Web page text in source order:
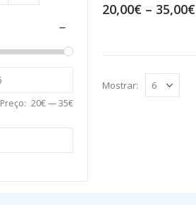
20,00€ – 35,00€
Mostrar:
Preço: 20€—35€